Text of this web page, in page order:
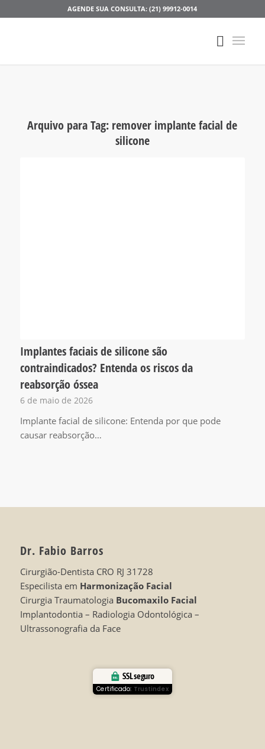
AGENDE SUA CONSULTA: (21) 99912-0014
Arquivo para Tag: remover implante facial de
silicone
Implantes faciais de silicone são
contraindicados? Entenda os riscos da
reabsorção óssea
6 de maio de 2026
Implante facial de silicone: Entenda por que pode
causar reabsorção…
Dr. Fabio Barros
Cirurgião-Dentista CRO RJ 31728
Especilista em Harmonização Facial
Cirurgia Traumatologia Bucomaxilo Facial
Implantodontia – Radiologia Odontológica –
Ultrassonografia da Face
SSL seguro
Certificado: Trustindex